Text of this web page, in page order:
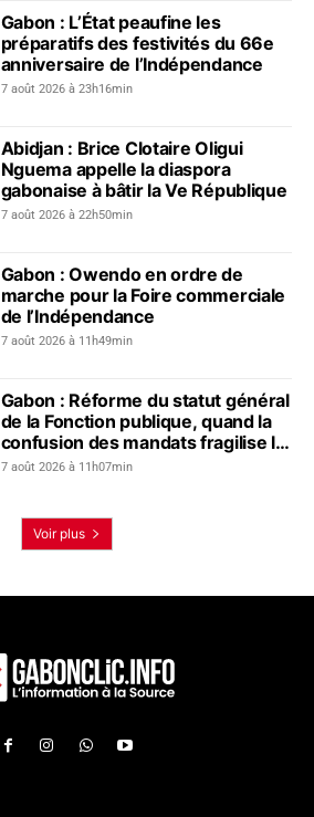
Gabon : L’État peaufine les
préparatifs des festivités du 66e
anniversaire de l’Indépendance
7 août 2026 à 23h16min
Abidjan : Brice Clotaire Oligui
Nguema appelle la diaspora
gabonaise à bâtir la Ve République
7 août 2026 à 22h50min
Gabon : Owendo en ordre de
marche pour la Foire commerciale
de l’Indépendance
7 août 2026 à 11h49min
Gabon : Réforme du statut général
de la Fonction publique, quand la
confusion des mandats fragilise le
dialogue social
7 août 2026 à 11h07min
Voir plus